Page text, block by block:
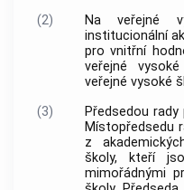
(2)
Na veřejné
institucionální
pro vnitřní
veřejné
veřejné vysoké
(3)
Předsedou
Místopředsedu
z
školy, kteří
mimořádnými